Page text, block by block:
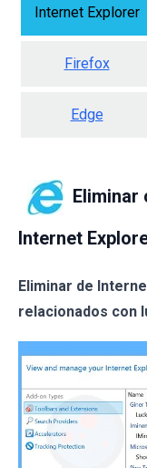
Internet Explorer
Firefox
Edge
Eliminar
Internet
Eliminar de
relacionados con